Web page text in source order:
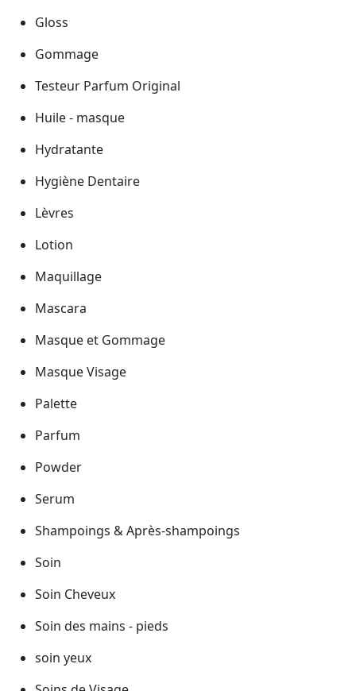
Gloss
Gommage
Testeur Parfum Original
Huile - masque
Hydratante
Hygiène Dentaire
Lèvres
Lotion
Maquillage
Mascara
Masque et Gommage
Masque Visage
Palette
Parfum
Powder
Serum
Shampoings & Après-shampoings
Soin
Soin Cheveux
Soin des mains - pieds
soin yeux